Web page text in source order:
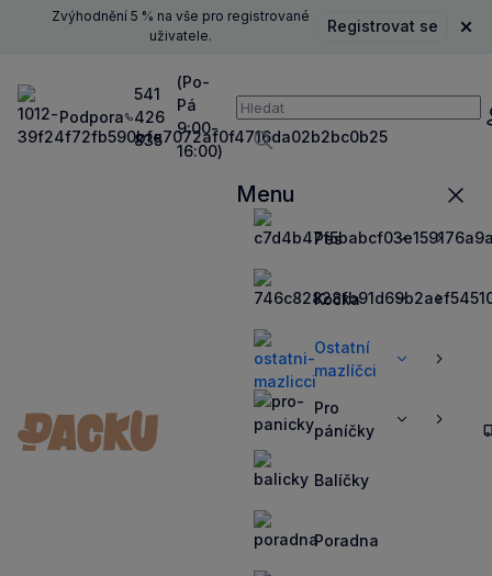
Zvýhodnění 5 % na vše pro registrované
uživatele.
Registrovat se
Podpora
541
426
835
(Po-
Pá
9:00-
16:00)
Vyhledávání
Vyhledávat
Menu
Pes
ZobrazitZobrazit
Kočka
ZobrazitZobrazit
Ostatní
mazlíčci
ZobrazitZobrazit
Pro
páníčky
ZobrazitZobrazit
Balíčky
Poradna